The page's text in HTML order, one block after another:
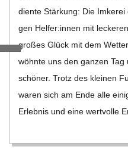
D
T
-
diente Stär­kung: Die
gen Helfer:innen mit
gro­ßes Glück mit dem
wöhnte uns den gan­zen
schö­ner. Trotz des klei­nen
waren sich am Ende alle
Erleb­nis und eine wert­volle